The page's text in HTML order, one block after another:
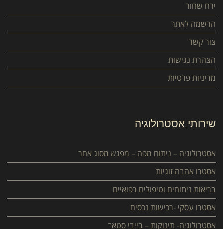
ירח שחור
הרשמה לאתר
צור קשר
הצהרת נגישות
מדיניות פרטיות
שירותי אסטרולוגיה
אסטרולוגיה – ניתוח מפה – מפגש מסוג אחר
אסטרו אהבה זוגיות
בריאות ניתוחים וטיפולים רפואיים
אסטרו עסקי -רכישות נכסים
אסטרולוגיה- תינוקות – בייבי סטאר